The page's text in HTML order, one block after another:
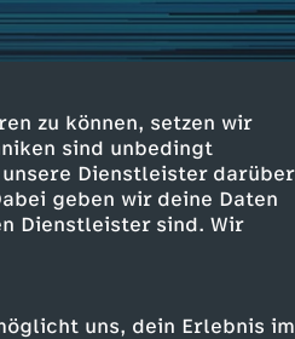
zu können, setzen wir
sind unbedingt
Dienstleister darüber
geben wir deine Daten
Dienstleister sind. Wir
uns, dein Erlebnis im